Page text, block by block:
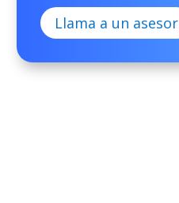
Llama a un asesor